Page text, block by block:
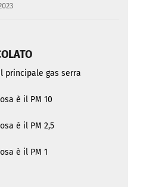
principale gas serra
è il PM 10
è il PM 2,5
è il PM 1